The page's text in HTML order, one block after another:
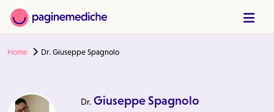
Home Dr. Giuseppe Spagnolo
Dr. Giuseppe Spagnolo